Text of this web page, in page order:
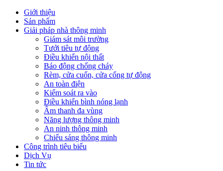
Giới thiệu
Sản phẩm
Giải pháp nhà thông minh
Giám sát môi trường
Tưới tiêu tự động
Điều khiển nội thất
Báo động chống cháy
Rèm, cửa cuốn, cửa cổng tự động
An toàn điện
Kiểm soát ra vào
Điều khiển bình nóng lạnh
Âm thanh đa vùng
Năng lượng thông minh
An ninh thông minh
Chiếu sáng thông minh
Công trình tiêu biểu
Dịch Vụ
Tin tức